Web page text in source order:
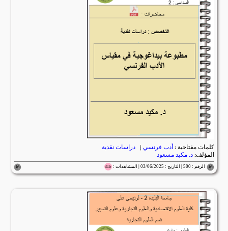
كلمات مفتاحية :أدب فرنسي | دراسات نقدية
المؤلف:د. مكيد مسعود
الرقم : 500 | التاريخ : 03/06/2025 | المشاهدات : 316